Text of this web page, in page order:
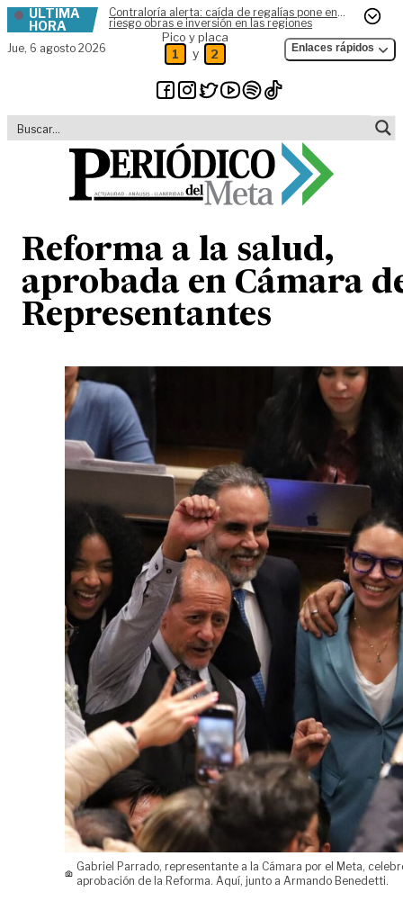
Skip to content
ÚLTIMA
HORA
Contraloría alerta: caída de regalías pone en
riesgo obras e inversión en las regiones
Jue, 6 agosto 2026
Pico y placa
1 y 2 Enlaces rápidos
Reforma a la salud,
aprobada en Cámara
Representantes
Gabriel Parrado, representante a la Cámara por el Meta,
aprobación de la Reforma. Aquí, junto a Armando Benedetti.